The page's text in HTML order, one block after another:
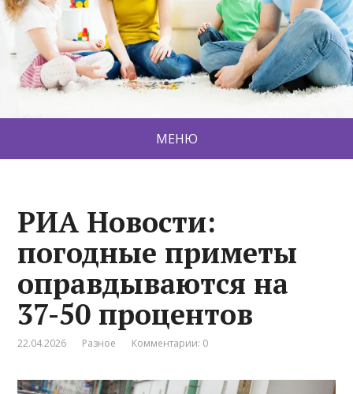
МЕНЮ
РИА Новости:
погодные приметы
оправдываются на
37-50 процентов
22.04.2026 Разное Комментарии: 0